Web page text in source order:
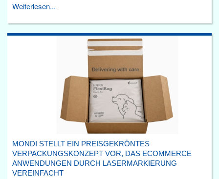
Weiterlesen...
MONDI STELLT EIN PREISGEKRÖNTES
VERPACKUNGSKONZEPT VOR, DAS ECOMMERCE
ANWENDUNGEN DURCH LASERMARKIERUNG
VEREINFACHT